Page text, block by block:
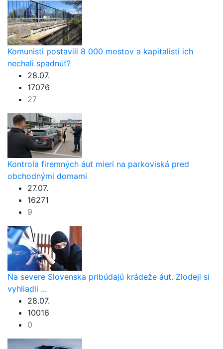
Komunisti postavili 8 000 mostov a kapitalisti ich
nechali spadnúť?
28.07.
17076
27
Kontrola firemných áut mieri na parkoviská pred
obchodnými domami
27.07.
16271
9
Na severe Slovenska pribúdajú krádeže áut. Zlodeji si
vyhliadli ...
28.07.
10016
0